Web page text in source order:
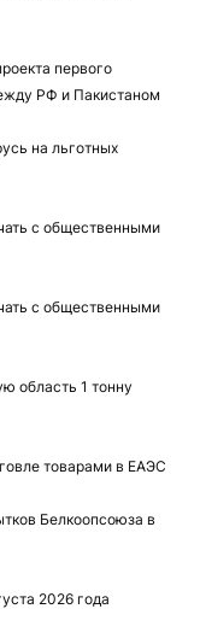
первого
РФ и Пакистаном
на льготных
с общественными
с общественными
область 1 тонну
товарами в ЕАЭС
Белкоопсоюза в
2026 года